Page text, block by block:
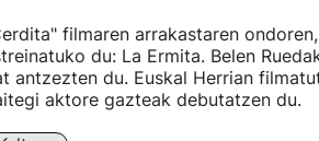
filmaren arrakastaren
du: La Ermita. Belen
antzezten du. Euskal Herrian
aktore gazteak debutatzen du.